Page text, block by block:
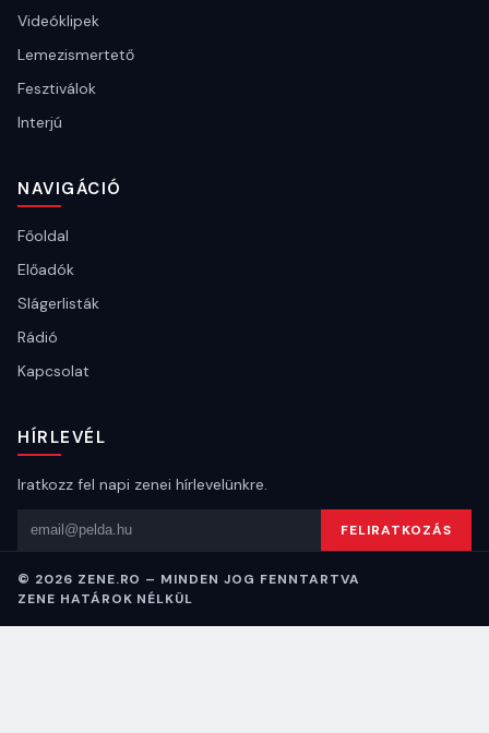
Videóklipek
Lemezismertető
Fesztiválok
Interjú
NAVIGÁCIÓ
Főoldal
Előadók
Slágerlisták
Rádió
Kapcsolat
HÍRLEVÉL
Iratkozz fel napi zenei hírlevelünkre.
Email cím FELIRATKOZÁS
© 2026 ZENE.RO – MINDEN JOG FENNTARTVA
ZENE HATÁROK NÉLKÜL